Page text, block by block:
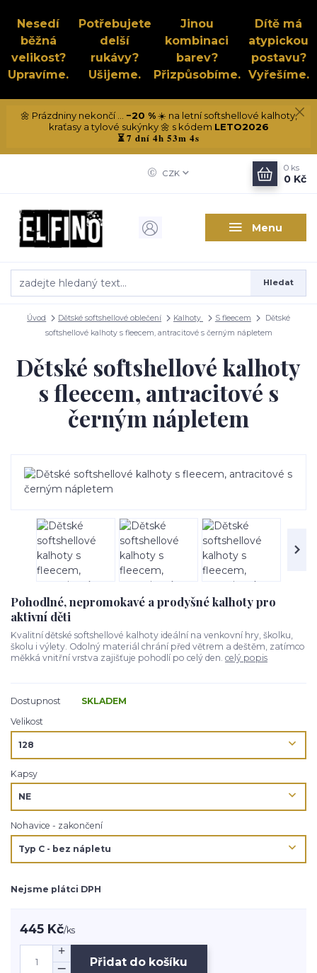
Nesedí
běžná
velikost?
Upravíme.
Potřebujete
delší
rukávy?
Ušijeme.
Jinou
kombinaci
barev?
Přizpůsobíme.
Dítě má
atypickou
postavu?
Vyřešíme.
🌼 Prázdniny nekončí ... −20 %☀️ na letní softshellové kalhoty,
kraťasy a tylové sukýnky 🌼 s kódem LETO2026
⏳7 dní 4h 53m 3s
Menu
CZK
Hledat
0 ks
0 Kč
Úvod Dětské softshellové oblečení Kalhoty S fleecem
Dětské
softshellové kalhoty s fleecem, antracitové s černým nápletem
Dětské softshellové kalhoty
s fleecem, antracitové s
černým nápletem
Pohodlné, nepromokavé a prodyšné kalhoty pro
aktivní děti
Kvalitní dětské softshellové kalhoty ideální na venkovní hry, školku,
školu i výlety. Odolný materiál chrání před větrem a deštěm, zatímco
měkká vnitřní vrstva zajišťuje pohodlí po celý den. celý popis
Dostupnost
SKLADEM
Velikost
Kapsy
Nohavice - zakončení
Nejsme plátci DPH
445 Kč/ks
Přidat do košíku